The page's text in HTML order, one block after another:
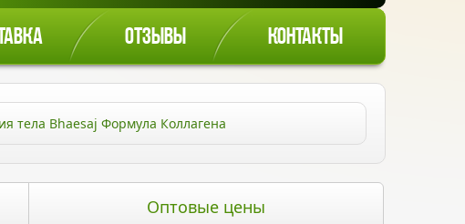
ОТЗЫВЫ КОНТАКТЫ
тела Bhaesaj Формула Коллагена
Оптовые цены